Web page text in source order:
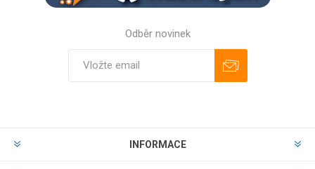
Odběr novinek
INFORMACE